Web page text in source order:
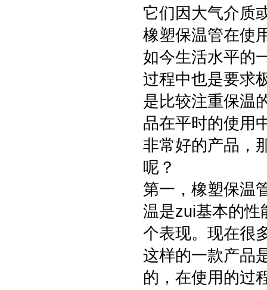
它们因大气介质
橡塑保温管在使
如今生活水平的
过程中也是要求
是比较注重保温
品在平时的使用
非常好的产品，
呢？
第一，橡塑保温
温是zui基本的性
个表现。现在很
这样的一款产品
的，在使用的过